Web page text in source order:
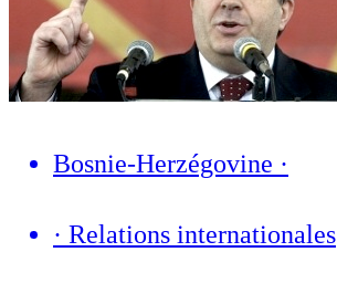
Bosnie-Herzégovine ·
· Relations internationales